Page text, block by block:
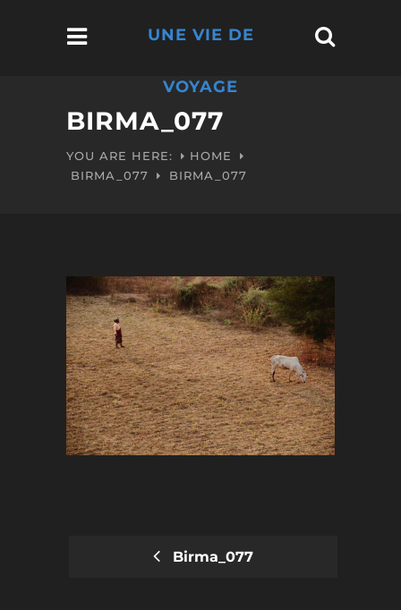
UNE VIE DE
VOYAGE
BIRMA_077
YOU ARE HERE:
HOME
BIRMA_077
BIRMA_077
Birma_077